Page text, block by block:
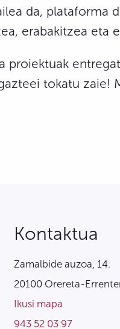
da, plataforma
erabakitzea eta
proiektuak
tokatu zaie!
Kontaktua
Zamalbide auzoa, 14.
20100 Orereta-
Ikusi mapa
943 52 03 97